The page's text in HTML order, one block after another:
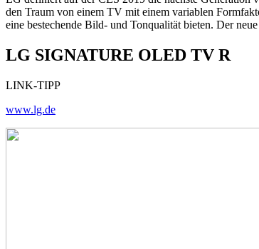
den Traum von einem TV mit einem variablen
eine bestechende Bild- und Tonqualität bieten. Der
LG SIGNATURE OLED TV R
LINK-TIPP
www.lg.de